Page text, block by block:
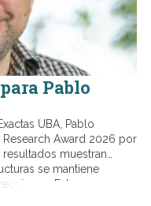
Pablo
UBA, Pablo
Award 2026 por
muestran
se mantiene
Estos